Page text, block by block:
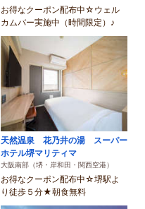
お得なクーポン配布中☆ウェル
カムバー実施中（時間限定）♪
天然温泉 花乃井の湯 スーパー
ホテル堺マリティマ
大阪南部（堺・岸和田・関西空港）
お得なクーポン配布中☆堺駅よ
り徒歩５分★朝食無料